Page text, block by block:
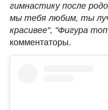
гимнастику после
мы тебя любим, ты
красивее", "Фигура
комментаторы.